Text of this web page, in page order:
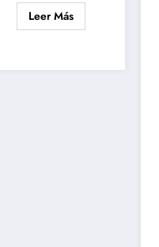
Leer Más